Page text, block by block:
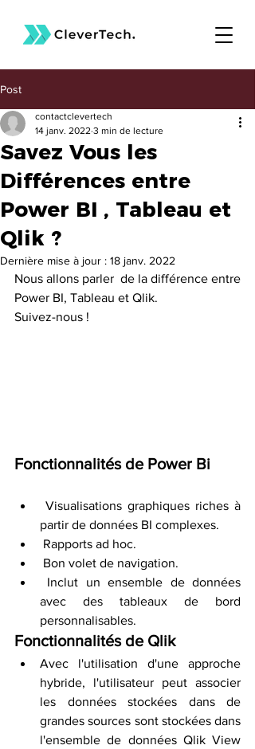
Post
Savez Vous les
Différences entre
Power BI , Tableau et
Qlik ?
contactclevertech
14 janv. 2022 3 min de lecture
Dernière mise à jour : 18 janv. 2022
Nous allons parler  de la différence entre
Power BI, Tableau et Qlik.
Suivez-nous !
Fonctionnalités de Power Bi
partir de données BI complexes.
Rapports ad hoc.
Bon volet de navigation.
avec des tableaux de bord
personnalisables.
Fonctionnalités de Qlik
Avec l'utilisation d'une approche
hybride, l'utilisateur peut associer
les données stockées dans de
grandes sources sont stockées dans
l'ensemble de données Qlik View